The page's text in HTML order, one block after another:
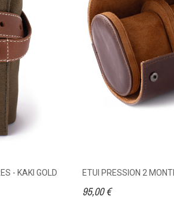
- KAKI GOLD ETUI PRESSION 2
95,00 €